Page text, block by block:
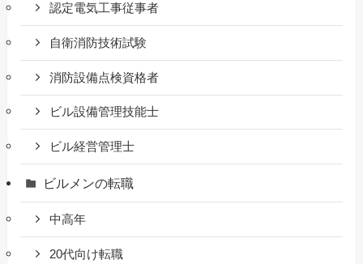
認定電気工事従事者
自衛消防技術試験
消防設備点検資格者
ビル設備管理技能士
ビル経営管理士
ビルメンの転職
中高年
20代向け転職